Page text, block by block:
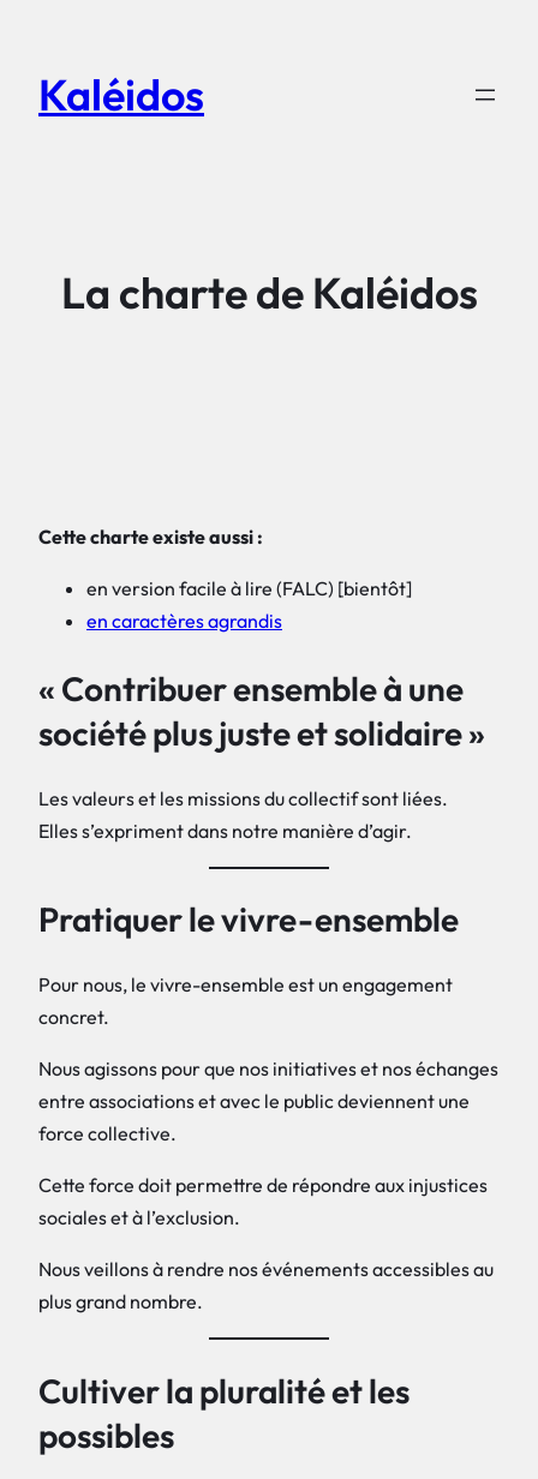
contenu
Kaléidos
La charte de Kaléidos
Cette charte existe aussi :
en version facile à lire (FALC) [bientôt]
en caractères agrandis
« Contribuer ensemble à une
société plus juste et solidaire »
Les valeurs et les missions du collectif sont liées.
Elles s’expriment dans notre manière d’agir.
Pratiquer le vivre-ensemble
Pour nous, le vivre-ensemble est un engagement
concret.
Nous agissons pour que nos initiatives et nos échanges
entre associations et avec le public deviennent une
force collective.
Cette force doit permettre de répondre aux injustices
sociales et à l’exclusion.
Nous veillons à rendre nos événements accessibles au
plus grand nombre.
Cultiver la pluralité et les
possibles